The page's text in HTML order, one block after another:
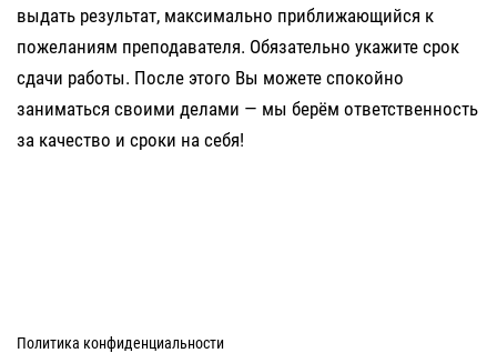
выдать результат, максимально приближающийся к
пожеланиям преподавателя. Обязательно укажите срок
сдачи работы. После этого Вы можете спокойно
заниматься своими делами — мы берём ответственность
за качество и сроки на себя!
Политика конфиденциальности